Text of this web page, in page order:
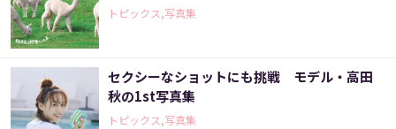
トピックス,写真集
セクシーなショットにも挑戦 モデル・高田
秋の1st写真集
トピックス,写真集